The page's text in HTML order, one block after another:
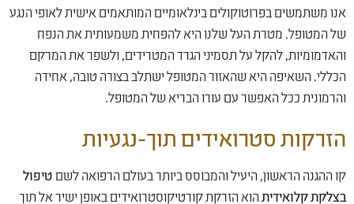
אנו משתמשים בפרוטוקולים בינלאומיים המותאמים אישית לאופי הנגע
של המטופל. מטרת העל שלנו היא להפחית משמעותית את הנפח
והאדמומיות, להקל על תסמיני הגרד המטרידים, ולשפר את המרקם
הכללי. השאיפה היא שהאזור המטופל ישתלב בצורה טובה, אחידה
והרמונית ככל האפשר עם עורו הבריא של המטופל.
הזרקות סטרואידים תוך-נגעיות
קו ההגנה הראשון, היעיל והמבוסס ביותר בעולם הרפואה לשם טיפול
בצלקת קלואידית הוא הזרקת קורטיקוסטרואידים באופן ישיר אל תוך